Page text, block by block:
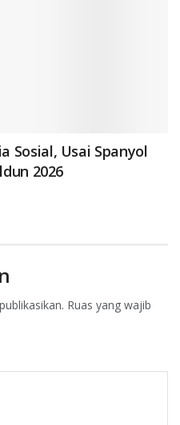
Sosial, Usai Spanyol
2026
Ruas yang wajib